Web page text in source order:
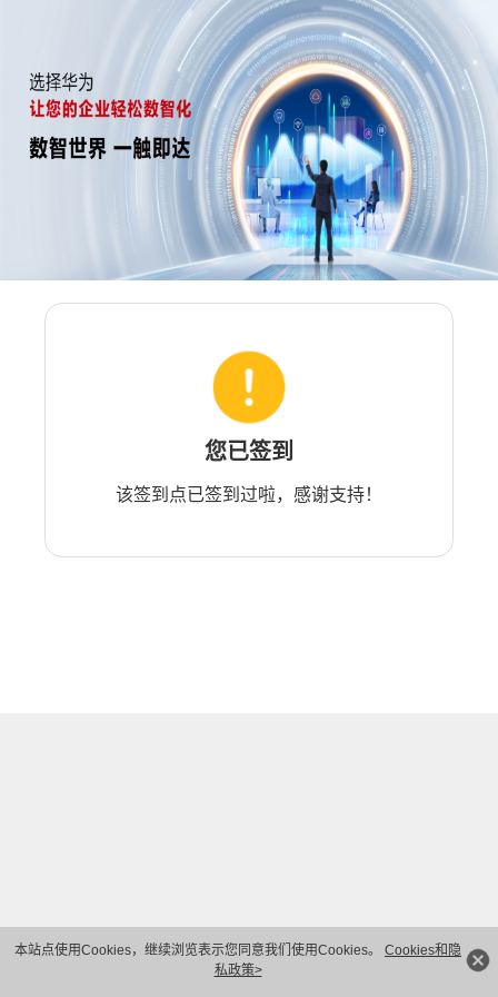
本站点使用Cookies，继续浏览表示您同意我们使用Cookies。 Cookies和隐
私政策>
您已签到
该签到点已签到过啦，感谢支持！